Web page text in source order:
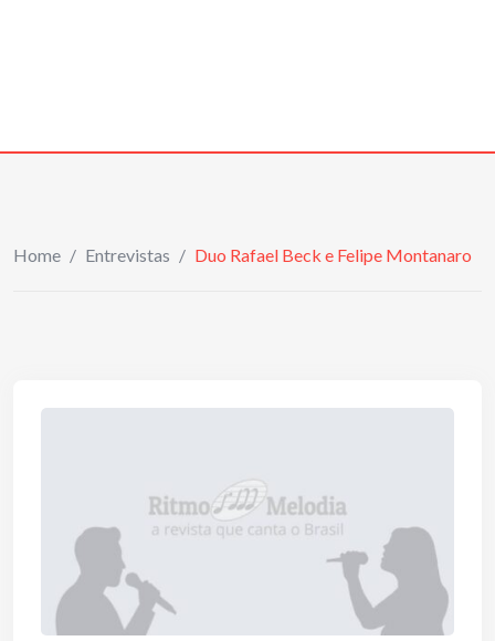
Home / Entrevistas / Duo Rafael Beck e Felipe Montanaro